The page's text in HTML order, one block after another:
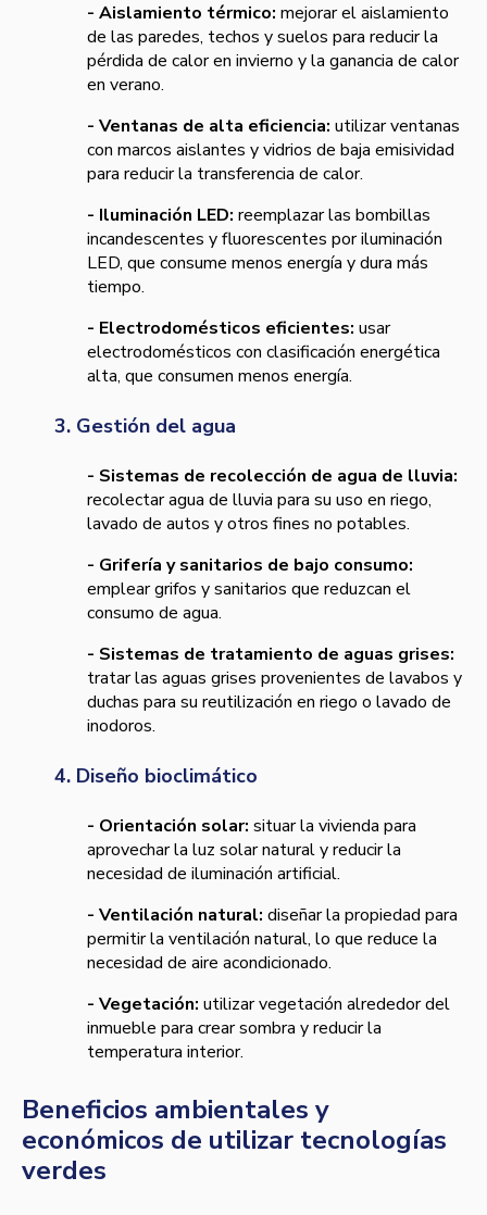
- Aislamiento térmico: mejorar el aislamiento
de las paredes, techos y suelos para reducir la
pérdida de calor en invierno y la ganancia de calor
en verano.
- Ventanas de alta eficiencia: utilizar ventanas
con marcos aislantes y vidrios de baja emisividad
para reducir la transferencia de calor.
- Iluminación LED: reemplazar las bombillas
incandescentes y fluorescentes por iluminación
LED, que consume menos energía y dura más
tiempo.
- Electrodomésticos eficientes: usar
electrodomésticos con clasificación energética
alta, que consumen menos energía.
3. Gestión del agua
- Sistemas de recolección de agua de lluvia:
recolectar agua de lluvia para su uso en riego,
lavado de autos y otros fines no potables.
- Grifería y sanitarios de bajo consumo:
emplear grifos y sanitarios que reduzcan el
consumo de agua.
- Sistemas de tratamiento de aguas grises:
tratar las aguas grises provenientes de lavabos y
duchas para su reutilización en riego o lavado de
inodoros.
4. Diseño bioclimático
- Orientación solar: situar la vivienda para
aprovechar la luz solar natural y reducir la
necesidad de iluminación artificial.
- Ventilación natural: diseñar la propiedad para
permitir la ventilación natural, lo que reduce la
necesidad de aire acondicionado.
- Vegetación: utilizar vegetación alrededor del
inmueble para crear sombra y reducir la
temperatura interior.
Beneficios ambientales y
económicos de utilizar tecnologías
verdes